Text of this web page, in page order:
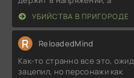
УБИЙСТВА В ПРИГОРОДЕ
R ReloadedMind
Как-то странно все это,
зацепил, но персонажи как